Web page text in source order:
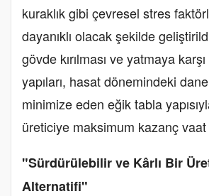
kuraklık gibi çevresel stres
dayanıklı olacak şekilde
gövde kırılması ve yatmaya
yapıları, hasat dönemindeki dane
minimize eden eğik tabla
üreticiye maksimum kazanç
"Sürdürülebilir ve Kârlı Bir
Alternatifi"